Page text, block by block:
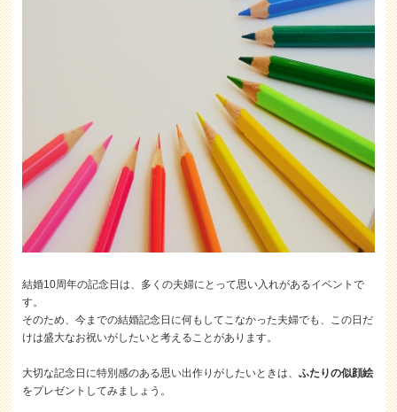
結婚10周年の記念日は、多くの夫婦にとって思い入れがあるイベントで
す。
そのため、今までの結婚記念日に何もしてこなかった夫婦でも、この日だ
けは盛大なお祝いがしたいと考えることがあります。
大切な記念日に特別感のある思い出作りがしたいときは、ふたりの似顔絵
をプレゼントしてみましょう。